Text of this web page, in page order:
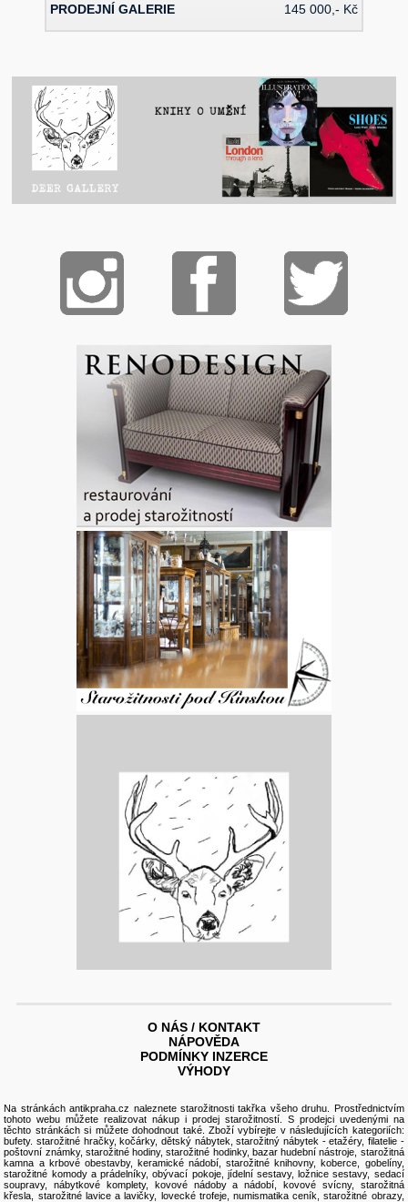
PRODEJNÍ GALERIE
145 000,- Kč
O NÁS / KONTAKT
NÁPOVĚDA
PODMÍNKY INZERCE
VÝHODY
Na stránkách antikpraha.cz naleznete starožitnosti takřka všeho druhu. Prostřednictvím
tohoto webu můžete realizovat nákup i prodej starožitností. S prodejci uvedenými na
těchto stránkách si můžete dohodnout také. Zboží vybírejte v následujících kategoriích:
bufety.starožitné hračky, kočárky,dětský nábytek ,starožitný nábytek -etažéry, filatelie -
poštovní známky, starožitné hodiny, starožitné hodinky, bazar hudební nástroje starožitná
kamna a krbové obestavby, keramické nádobí ,starožitné knihovny,koberce, gobelíny,
starožitné komody a prádelníky,obývací pokoje, jídelní sestavy,ložnice sestavy, sedací
soupravy,nábytkové komplety, kovové nádoby a nádobí ,kovové svícny, starožitná
křesla
starožitné lavice a lavičky, lovecké trofeje, numismatika ceník , starožitné obrazy,